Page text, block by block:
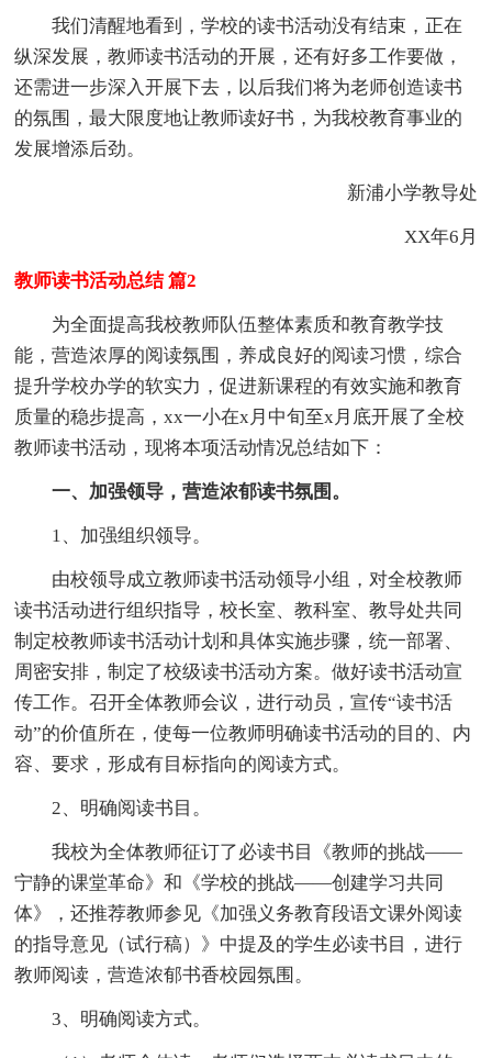
我们清醒地看到，学校的读书活动没有结束，正在
纵深发展，教师读书活动的开展，还有好多工作要做，
还需进一步深入开展下去，以后我们将为老师创造读书
的氛围，最大限度地让教师读好书，为我校教育事业的
发展增添后劲。
新浦小学教导处
XX年6月
教师读书活动总结 篇2
为全面提高我校教师队伍整体素质和教育教学技
能，营造浓厚的阅读氛围，养成良好的阅读习惯，综合
提升学校办学的软实力，促进新课程的有效实施和教育
质量的稳步提高，xx一小在x月中旬至x月底开展了全校
教师读书活动，现将本项活动情况总结如下：
一、加强领导，营造浓郁读书氛围。
1、加强组织领导。
由校领导成立教师读书活动领导小组，对全校教师
读书活动进行组织指导，校长室、教科室、教导处共同
制定校教师读书活动计划和具体实施步骤，统一部署、
周密安排，制定了校级读书活动方案。做好读书活动宣
传工作。召开全体教师会议，进行动员，宣传“读书活
动”的价值所在，使每一位教师明确读书活动的目的、内
容、要求，形成有目标指向的阅读方式。
2、明确阅读书目。
我校为全体教师征订了必读书目《教师的挑战——
宁静的课堂革命》和《学校的挑战——创建学习共同
体》，还推荐教师参见《加强义务教育段语文课外阅读
的指导意见（试行稿）》中提及的学生必读书目，进行
教师阅读，营造浓郁书香校园氛围。
3、明确阅读方式。